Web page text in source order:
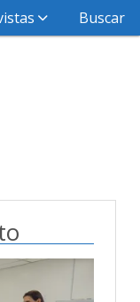
Buscar